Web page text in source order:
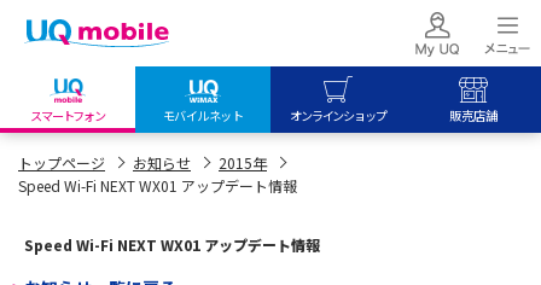
スマートフォン モバイルネット オンラインショップ 販売店舗
my UQ WiMAX
UQ WiMAX ご契約の方
My UQ mobile
UQ mobile
オンラインショップ
UQ WiMAX
UQ mobile
販売店舗
UQ WiMAX
トップページ お知らせ
2015年
Speed Wi-Fi NEXT WX01 アップデート情報
Speed Wi-Fi NEXT WX01 アップデート情報